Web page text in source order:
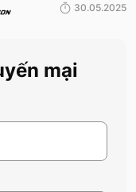
thời trang Hè 2025 này30.05.2025
mại